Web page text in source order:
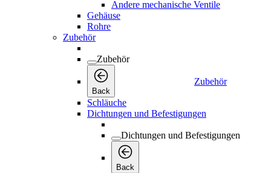
Andere mechanische Ventile
Gehäuse
Rohre
Zubehör
Zubehör
Back
Zubehör
Schläuche
Dichtungen und Befestigungen
Dichtungen und Befestigungen
Back